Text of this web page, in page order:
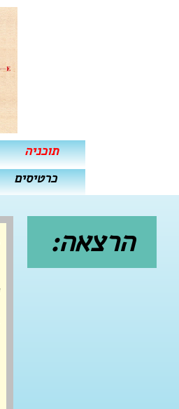
תוכניה
כרטיסים
הרצאה: